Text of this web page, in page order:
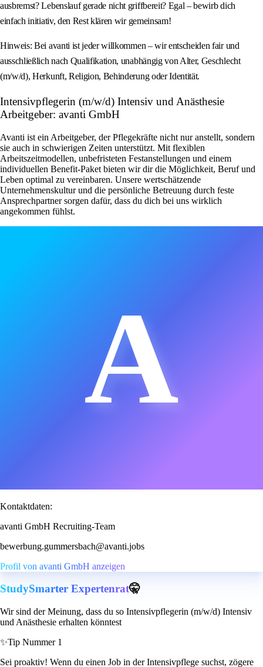
ausbremst? Lebenslauf gerade nicht griffbereit? Egal – bewirb dich
einfach initiativ, den Rest klären wir gemeinsam!
Hinweis: Bei avanti ist jeder willkommen – wir entscheiden fair und
ausschließlich nach Qualifikation, unabhängig von Alter, Geschlecht
(m/w/d), Herkunft, Religion, Behinderung oder Identität.
Intensivpflegerin (m/w/d) Intensiv und Anästhesie
Arbeitgeber: avanti GmbH
Avanti ist ein Arbeitgeber, der Pflegekräfte nicht nur anstellt, sondern
sie auch in schwierigen Zeiten unterstützt. Mit flexiblen
Arbeitszeitmodellen, unbefristeten Festanstellungen und einem
individuellen Benefit-Paket bieten wir dir die Möglichkeit, Beruf und
Leben optimal zu vereinbaren. Unsere wertschätzende
Unternehmenskultur und die persönliche Betreuung durch feste
Ansprechpartner sorgen dafür, dass du dich bei uns wirklich
angekommen fühlst.
A
Kontaktdaten:
avanti GmbH Recruiting-Team
bewerbung.gummersbach@avanti.jobs
Profil von avanti GmbH anzeigen
StudySmarter Expertenrat🤫
Wir sind der Meinung, dass du so Intensivpflegerin (m/w/d) Intensiv
und Anästhesie erhalten könntest
✨Tip Nummer 1
Sei proaktiv! Wenn du einen Job in der Intensivpflege suchst, zögere